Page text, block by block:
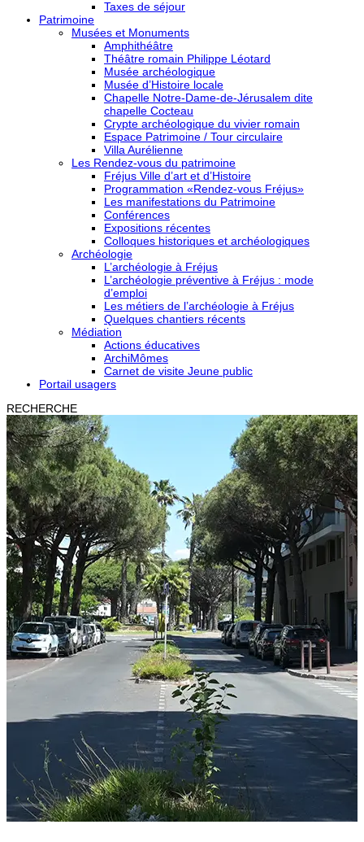
Taxes de séjour
Patrimoine
Musées et Monuments
Amphithéâtre
Théâtre romain Philippe Léotard
Musée archéologique
Musée d’Histoire locale
Chapelle Notre-Dame-de-Jérusalem dite
chapelle Cocteau
Crypte archéologique du vivier romain
Espace Patrimoine / Tour circulaire
Villa Aurélienne
Les Rendez-vous du patrimoine
Fréjus Ville d’art et d’Histoire
Programmation «Rendez-vous Fréjus»
Les manifestations du Patrimoine
Conférences
Expositions récentes
Colloques historiques et archéologiques
Archéologie
L’archéologie à Fréjus
L’archéologie préventive à Fréjus : mode
d’emploi
Les métiers de l’archéologie à Fréjus
Quelques chantiers récents
Médiation
Actions éducatives
ArchiMômes
Carnet de visite Jeune public
Portail usagers
RECHERCHE